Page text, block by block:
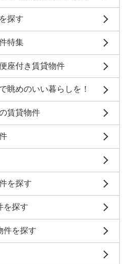
探す
特集
座付き賃貸物件
眺めのいい暮らしを！
賃貸物件
を探す
を探す
件を探す